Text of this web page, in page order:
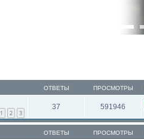
ОТВЕТЫ ПРОСМОТРЫ
1 2 3
37 591946
ОТВЕТЫ ПРОСМОТРЫ